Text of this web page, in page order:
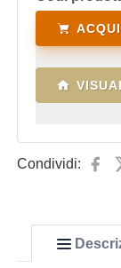
Condividi: